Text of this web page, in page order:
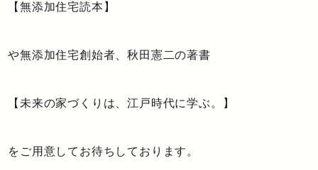
【無添加住宅読本】
や無添加住宅創始者、秋田憲二の著書
【未来の家づくりは、江戸時代に学ぶ。】
をご用意してお待ちしております。